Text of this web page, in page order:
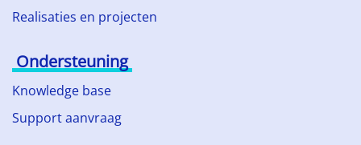
Realisaties en projecten
Ondersteuning
Knowledge base
Support aanvraag